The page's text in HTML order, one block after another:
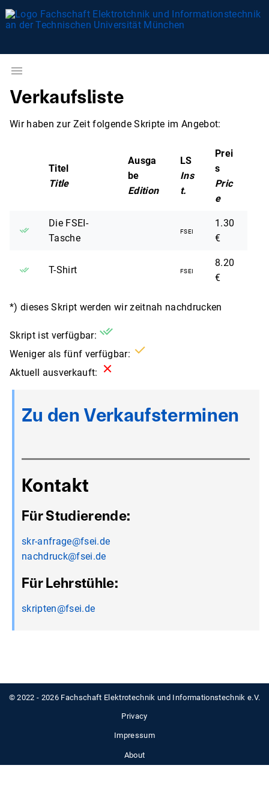
Verkaufsliste
Wir haben zur Zeit folgende Skripte im Angebot:
Titel
Title
Ausga
be
Edition
LS
Ins
t.
Prei
s
Pric
e
Die FSEI-
Tasche
FSEI
1.30
€
T-Shirt FSEI
8.20
€
*) dieses Skript werden wir zeitnah nachdrucken
Skript ist verfügbar:
Weniger als fünf verfügbar:
Aktuell ausverkauft:
Zu den Verkaufsterminen
Kontakt
Für Studierende:
skr-anfrage@fsei.de
nachdruck@fsei.de
Für Lehrstühle:
skripten@fsei.de
© 2022 - 2026 Fachschaft Elektrotechnik und Informationstechnik e.V.
Privacy
Impressum
About